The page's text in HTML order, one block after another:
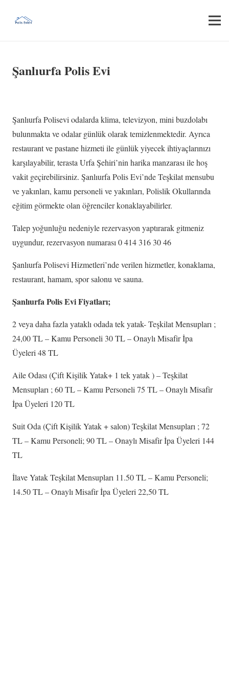
Şanlıurfa Polis Evi
Şanlıurfa Polisevi odalarda klima, televizyon, mini buzdolabı
bulunmakta ve odalar günlük olarak temizlenmektedir. Ayrıca
restaurant ve pastane hizmeti ile günlük yiyecek ihtiyaçlarınızı
karşılayabilir, terasta Urfa Şehiri’nin harika manzarası ile hoş
vakit geçirebilirsiniz. Şanlıurfa Polis Evi’nde Teşkilat mensubu
ve yakınları, kamu personeli ve yakınları, Polislik Okullarında
eğitim görmekte olan öğrenciler konaklayabilirler.
Talep yoğunluğu nedeniyle rezervasyon yaptırarak gitmeniz
uygundur, rezervasyon numarası 0 414 316 30 46
Şanlıurfa Polisevi Hizmetleri’nde verilen hizmetler, konaklama,
restaurant, hamam, spor salonu ve sauna.
Şanlıurfa Polis Evi Fiyatları;
2 veya daha fazla yataklı odada tek yatak- Teşkilat Mensupları ;
24,00 TL – Kamu Personeli 30 TL – Onaylı Misafir İpa
Üyeleri 48 TL
Aile Odası (Çift Kişilik Yatak+ 1 tek yatak ) – Teşkilat
Mensupları ; 60 TL – Kamu Personeli 75 TL – Onaylı Misafir
İpa Üyeleri 120 TL
Suit Oda (Çift Kişilik Yatak + salon) Teşkilat Mensupları ; 72
TL – Kamu Personeli; 90 TL – Onaylı Misafir İpa Üyeleri 144
TL
İlave Yatak Teşkilat Mensupları 11.50 TL – Kamu Personeli;
14.50 TL – Onaylı Misafir İpa Üyeleri 22,50 TL